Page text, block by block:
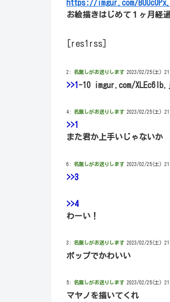
https://imgur.com/
お絵描きはじめて１ヶ月経
[res1rss]
2: 名無しがお送りします 2023/02/25(土)
>>1 -10 imgur.com/
4: 名無しがお送りします 2023/02/25(土)
>>1
また君か上手いじゃないか
6: 名無しがお送りします 2023/02/25(土)
>>3
>>4
わーい！
3: 名無しがお送りします 2023/02/25(土)
ポップでかわいい
5: 名無しがお送りします 2023/02/25(土)
マヤノを描いてくれ